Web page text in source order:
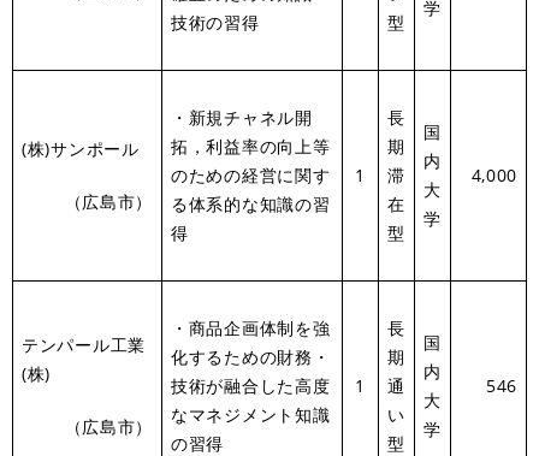
技術の習得
型
学
(株)サンポール
（広島市）
・新規チャネル開
拓，利益率の向上等
のための経営に関す
る体系的な知識の習
得
1
長
期
滞
在
型
国
内
大
学
4,000
テンパール工業
(株)
（広島市）
・商品企画体制を強
化するための財務・
技術が融合した高度
なマネジメント知識
の習得
1
長
期
通
い
型
国
内
大
学
546